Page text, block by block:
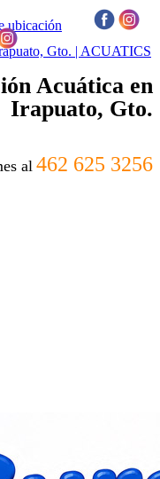
ubicación
Acuática en
Irapuato, Gto.
al 462 625 3256